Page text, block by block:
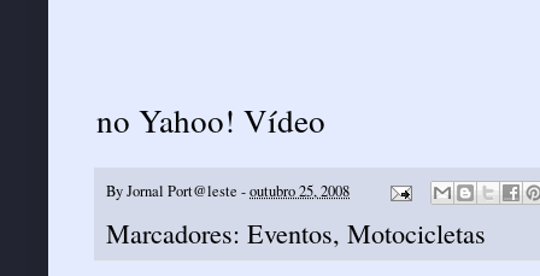
no Yahoo! Vídeo
ByJornal Port@leste -outubro 25, 2008
Marcadores: Eventos, Motocicletas